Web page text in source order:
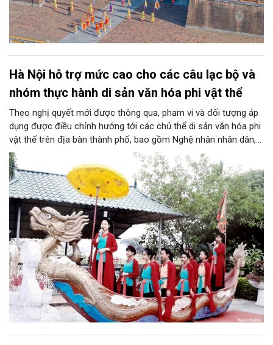
Hà Nội hỗ trợ mức cao cho các câu lạc bộ và
nhóm thực hành di sản văn hóa phi vật thể
Theo nghị quyết mới được thông qua, phạm vi và đối tượng áp
dụng được điều chỉnh hướng tới các chủ thể di sản văn hóa phi
vật thể trên địa bàn thành phố, bao gồm Nghệ nhân nhân dân,
Nghệ nhân ưu tú, các câu lạc bộ, nhóm thực hành, nghệ nhân
và người thực hành di sản. Đáng chú ý, Hà Nội quyết định giữ
nguyên mức hỗ trợ rất cao cho các câu lạc bộ và nhóm thực
hành di sản văn hóa phi vật thể.